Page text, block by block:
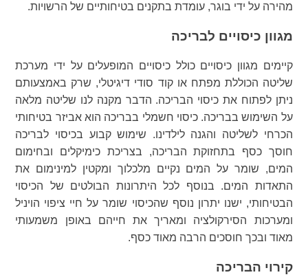
מהירה על ידי בוגר, עומדת בתקנים בטיחותיים של הרשויות.
מגוון כיסויים לבריכה
קיימים מגוון כיסויים כולל כיסויים המופעלים על ידי מערכת
שליטה הכוללת מפתח או קוד סודי דיגיטלי, שרק באמצעותם
ניתן לפתוח את כיסוי הבריכה. הדבר מקנה לנו שליטה מלאה
על השימוש בבריכה. כיסוי חשמלי בבריכה הוא אביזר בטיחותי
הכרחי לשליטה והגנה לילדינו. שימוש קבוע בכיסוי לבריכה
חוסך כסף בתחזוקת הבריכה, בצריכת כימיקלים ובחימום
המים, שומר על המים נקיים מלכלוך ומקטין למינימום את
התאדות המים. בנוסף לכל היתרונות הבולטים של הכיסוי
הבטיחותי, ישנו יתרון נוסף שהכיסוי שומר על חיי ציפוי הויניל
ומערכות הסירקולציה ומאריך את חייהם באופן משמעותי
מאוד ובכך חוסכים הרבה מאוד כסף.
קירוי הבריכה